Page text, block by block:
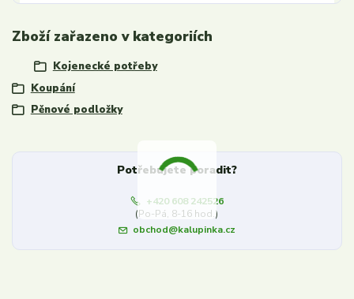
Zboží zařazeno v kategoriích
Kojenecké potřeby
Koupání
Pěnové podložky
Potřebujete poradit?
+420 608 242526
(Po-Pá, 8-16 hod.)
obchod@kalupinka.cz